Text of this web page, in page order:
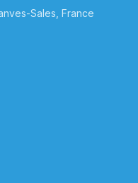
Sales, France